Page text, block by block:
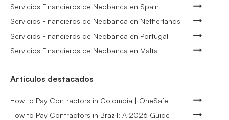
Servicios Financieros de Neobanca en Spain
Servicios Financieros de Neobanca en Netherlands
Servicios Financieros de Neobanca en Portugal
Servicios Financieros de Neobanca en Malta
Artículos destacados
How to Pay Contractors in Colombia | OneSafe
How to Pay Contractors in Brazil: A 2026 Guide